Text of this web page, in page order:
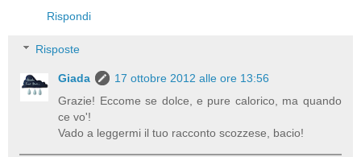
Rispondi
Risposte
Giada
17 ottobre 2012 alle ore 13:56
Grazie! Eccome se dolce, e pure calorico, ma quando
ce vo'!
Vado a leggermi il tuo racconto scozzese, bacio!